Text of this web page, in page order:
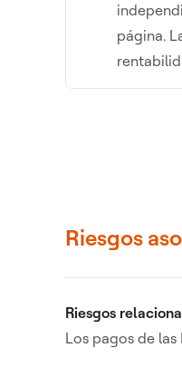
página.
Riesgos
Riesgos
Los pagos de